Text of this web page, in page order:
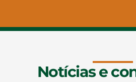
Notícias e